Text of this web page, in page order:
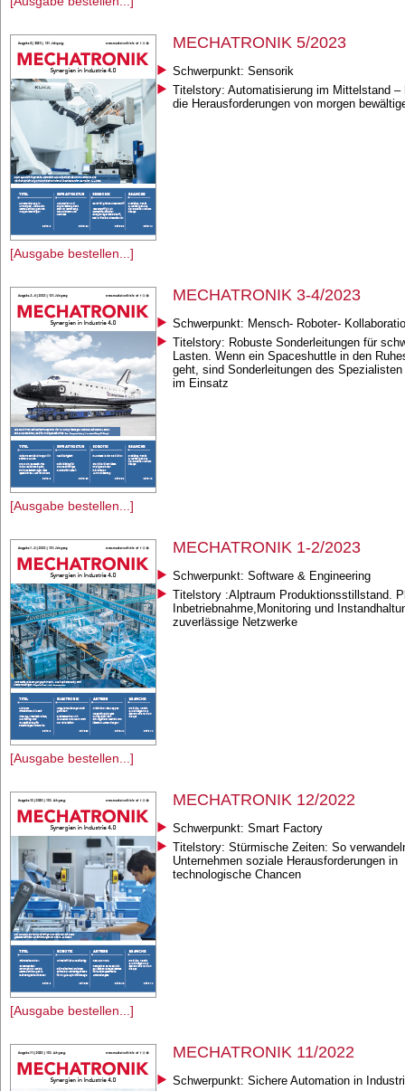
[Ausgabe bestellen...]
MECHATRONIK 5/2023
Schwerpunkt: Sensorik
Titelstory: Automatisierung im Mittelstand –
die Herausforderungen von morgen
[Ausgabe bestellen...]
MECHATRONIK 3-4/2023
Schwerpunkt: Mensch- Roboter-
Titelstory: Robuste Sonderleitungen für
Lasten. Wenn ein Spaceshuttle in den
geht, sind Sonderleitungen des
im Einsatz
[Ausgabe bestellen...]
MECHATRONIK 1-2/2023
Schwerpunkt: Software & Engineering
Titelstory :Alptraum Produktionsstillstand.
Inbetriebnahme,Monitoring und
zuverlässige Netzwerke
[Ausgabe bestellen...]
MECHATRONIK 12/2022
Schwerpunkt: Smart Factory
Titelstory: Stürmische Zeiten: So
Unternehmen soziale Herausforderungen in
technologische Chancen
MECHATRONIK 11/2022
Schwerpunkt: Sichere Automation in